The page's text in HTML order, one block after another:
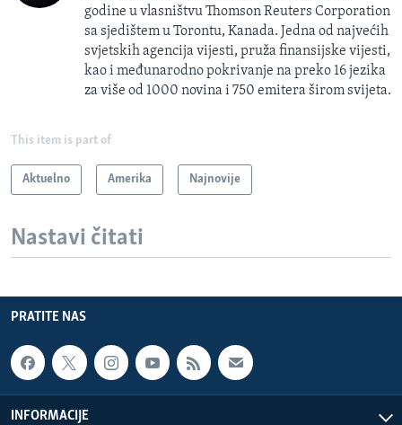
godine u vlasništvu Thomson Reuters Corporation
sa sjedištem u Torontu, Kanada. Jedna od najvećih
svjetskih agencija vijesti, pruža finansijske vijesti,
kao i međunarodno pokrivanje na preko 16 jezika
za više od 1000 novina i 750 emitera širom svijeta.
This item is part of
Aktuelno Amerika Najnovije
Nastavi čitati
PRATITE NAS
INFORMACIJE